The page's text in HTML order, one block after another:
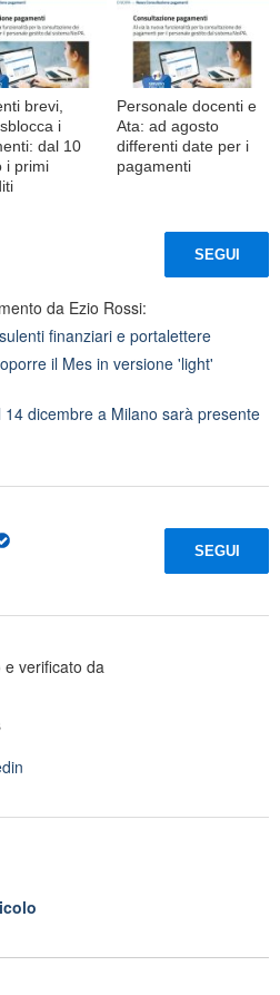
brevi,
i
dal 10
i primi
Personale docenti e
Ata: ad agosto
differenti date per i
pagamenti
SEGUI
da Ezio Rossi:
finanziari e portalettere
il Mes in versione 'light'
dicembre a Milano sarà presente
SEGUI
verificato da